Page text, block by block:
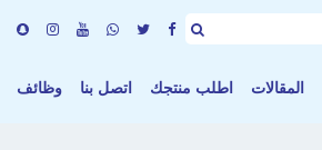
المقالات اطلب منتجك اتصل بنا وظائف